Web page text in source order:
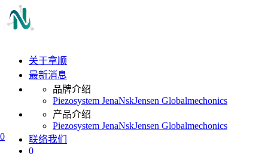
0
关于拿顺
最新消息
品牌介绍
Piezosystem JenaNskJensen Globalmechonics
产品介绍
Piezosystem JenaNskJensen Globalmechonics
联络我们
0